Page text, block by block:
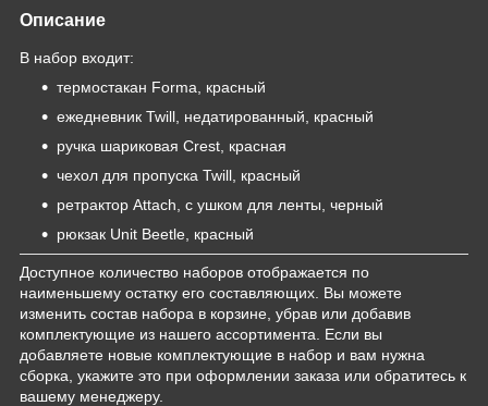
Описание
В набор входит:
термостакан Forma, красный
ежедневник Twill, недатированный, красный
ручка шариковая Crest, красная
чехол для пропуска Twill, красный
ретрактор Attach, с ушком для ленты, черный
рюкзак Unit Beetle, красный
Доступное количество наборов отображается по
наименьшему остатку его составляющих. Вы можете
изменить состав набора в корзине, убрав или добавив
комплектующие из нашего ассортимента. Если вы
добавляете новые комплектующие в набор и вам нужна
сборка, укажите это при оформлении заказа или обратитесь к
вашему менеджеру.